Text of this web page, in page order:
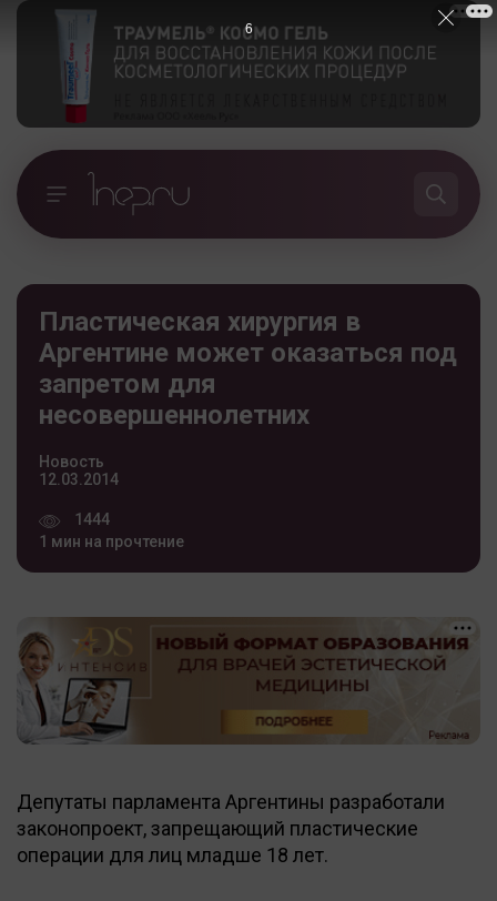
Пластическая хирургия в
Аргентине может оказаться под
запретом для
несовершеннолетних
Новость
12.03.2014
1444
1 мин на прочтение
Депутаты парламента Аргентины разработали
законопроект, запрещающий пластические
операции для лиц младше 18 лет.
5